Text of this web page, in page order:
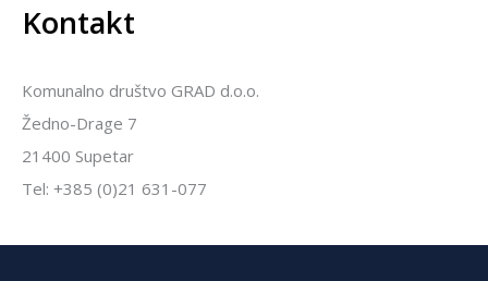
Kontakt
Komunalno društvo GRAD d.o.o.
Žedno-Drage 7
21400 Supetar
Tel: +385 (0)21 631-077